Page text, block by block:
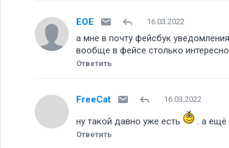
ЕОЕ 16.03.2022
а мне в почту фейсбук
вообще в фейсе столько
Ответить
FreeCat 16.03.2022
ну такой давно уже есть . а ещё
Ответить